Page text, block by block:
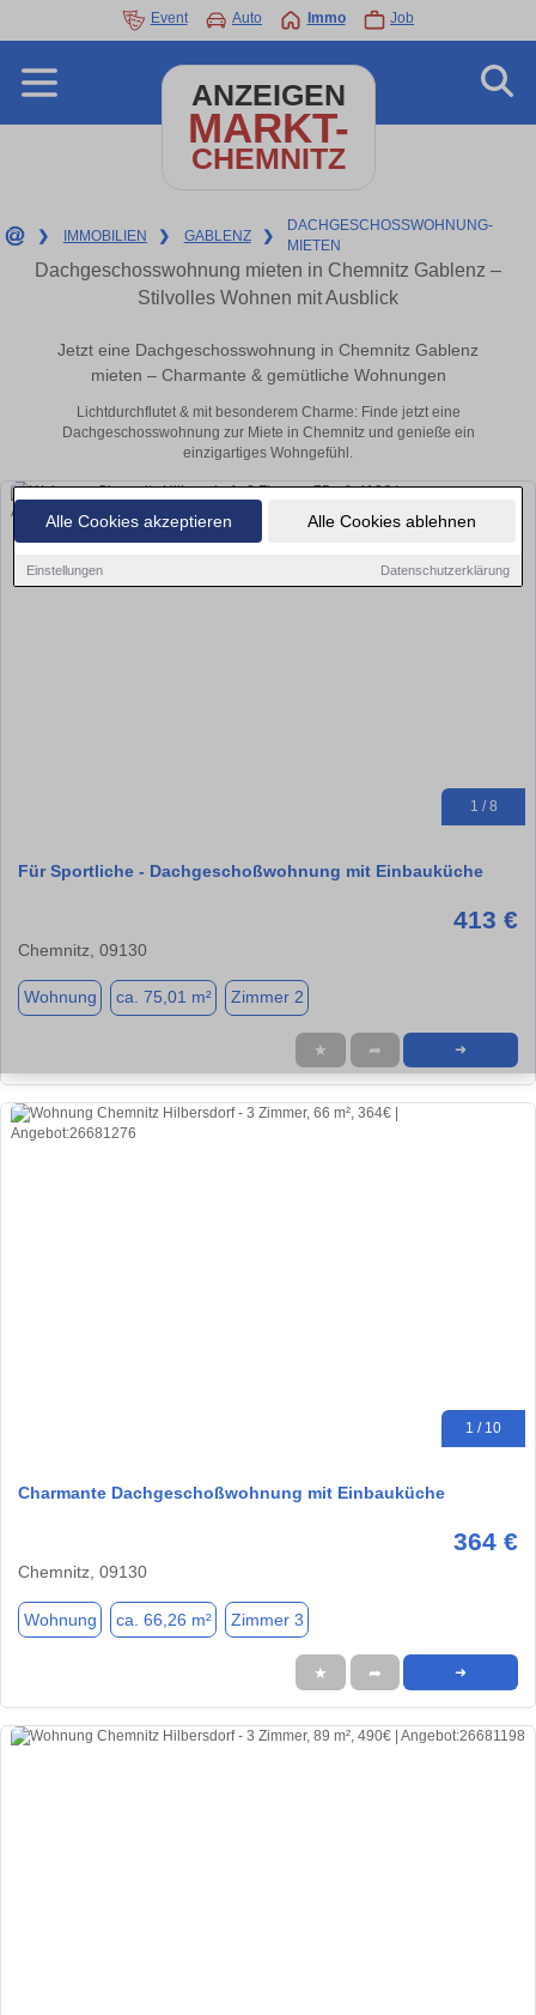
Alle Cookies akzeptieren Alle Cookies ablehnen
Einstellungen Datenschutzerklärung
Event Auto Immo Job
ANZEIGEN
MARKT-
CHEMNITZ
❯ IMMOBILIEN ❯ GABLENZ ❯
DACHGESCHOSSWOHNUNG-
MIETEN
Dachgeschosswohnung mieten in Chemnitz Gablenz –
Stilvolles Wohnen mit Ausblick
Jetzt eine Dachgeschosswohnung in Chemnitz Gablenz
mieten – Charmante & gemütliche Wohnungen
Lichtdurchflutet & mit besonderem Charme: Finde jetzt eine
Dachgeschosswohnung zur Miete in Chemnitz und genieße ein
einzigartiges Wohngefühl.
1 / 8
Für Sportliche - Dachgeschoßwohnung mit Einbauküche
413 €
Chemnitz, 09130
Wohnung ca. 75,01 m² Zimmer 2
★ ➦ ➜
1 / 10
Charmante Dachgeschoßwohnung mit Einbauküche
364 €
Chemnitz, 09130
Wohnung ca. 66,26 m² Zimmer 3
★ ➦ ➜